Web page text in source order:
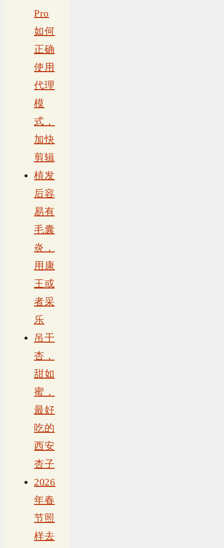
Pro
如何
正确
使用
代理
模
式，
加快
剪辑
植发
后容
易有
毛囊
炎，
用康
王或
者采
乐
吊干
杏，
甜如
蜜，
最好
吃的
西安
杏子
2026
年春
节照
样去